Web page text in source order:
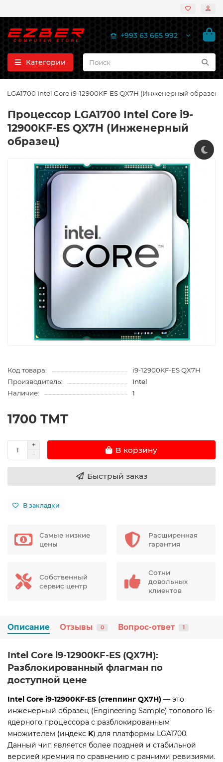
+993 63 665 992
Категории
LGA1700 Intel Core i9-12900KF-ES QX7H (Инженерный образец)
Процессор LGA1700 Intel Core i9-
12900KF-ES QX7H (Инженерный
образец)
Код товара:
i9-12900KF-ES QX7H
Производитель:
Intel
Наличие:
1
1700 TMT
В корзину
Быстрый заказ
В закладки
Самые низкие
цены
Расширенная
гарантия
Собственный
сервис центр
Сотни
довольных
клиентов
Описание Отзывы 0 Вопрос-ответ 1
Intel Core i9-12900KF-ES (QX7H):
Разблокированный флагман по
доступной цене
Intel Core i9-12900KF-ES (степпинг QX7H) — это
инженерный образец (Engineering Sample) топового 16-
ядерного процессора с разблокированным
множителем (индекс K) для платформы LGA1700.
Данный чип является более поздней и стабильной
версией кремния по сравнению с ранними ревизиями.